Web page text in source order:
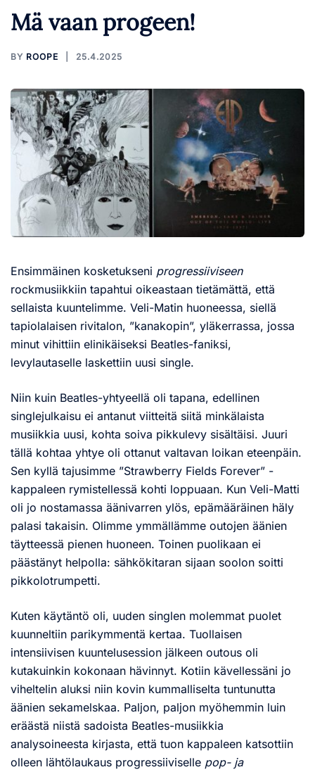
Mä vaan progeen!
BY ROOPE 25.4.2025
Ensimmäinen kosketukseni progressiiviseen
rockmusiikkiin tapahtui oikeastaan tietämättä, että
sellaista kuuntelimme. Veli-Matin huoneessa, siellä
tapiolalaisen rivitalon, ”kanakopin”, yläkerrassa, jossa
minut vihittiin elinikäiseksi Beatles-faniksi,
levylautaselle laskettiin uusi single.
Niin kuin Beatles-yhtyeellä oli tapana, edellinen
singlejulkaisu ei antanut viitteitä siitä minkälaista
musiikkia uusi, kohta soiva pikkulevy sisältäisi. Juuri
tällä kohtaa yhtye oli ottanut valtavan loikan eteenpäin.
Sen kyllä tajusimme ”Strawberry Fields Forever” -
kappaleen rymistellessä kohti loppuaan. Kun Veli-Matti
oli jo nostamassa äänivarren ylös, epämääräinen häly
palasi takaisin. Olimme ymmällämme outojen äänien
täytteessä pienen huoneen. Toinen puolikaan ei
päästänyt helpolla: sähkökitaran sijaan soolon soitti
pikkolotrumpetti.
Kuten käytäntö oli, uuden singlen molemmat puolet
kuunneltiin parikymmentä kertaa. Tuollaisen
intensiivisen kuuntelusession jälkeen outous oli
kutakuinkin kokonaan hävinnyt. Kotiin kävellessäni jo
viheltelin aluksi niin kovin kummalliselta tuntunutta
äänien sekamelskaa. Paljon, paljon myöhemmin luin
eräästä niistä sadoista Beatles-musiikkia
analysoineesta kirjasta, että tuon kappaleen katsottiin
olleen lähtölaukaus progressiiviselle pop- ja